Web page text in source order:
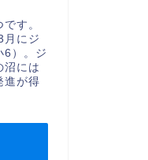
す。
月にジ
6）。ジ
沼には
進が得